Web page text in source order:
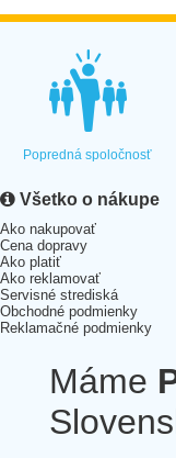
Popredná spoločnosť
Všetko o nákupe
Ako nakupovať
Cena dopravy
Ako platiť
Ako reklamovať
Servisné strediská
Obchodné podmienky
Reklamačné podmienky
Máme